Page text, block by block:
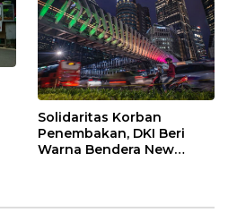
Solidaritas Korban
Penembakan, DKI Beri
Warna Bendera New